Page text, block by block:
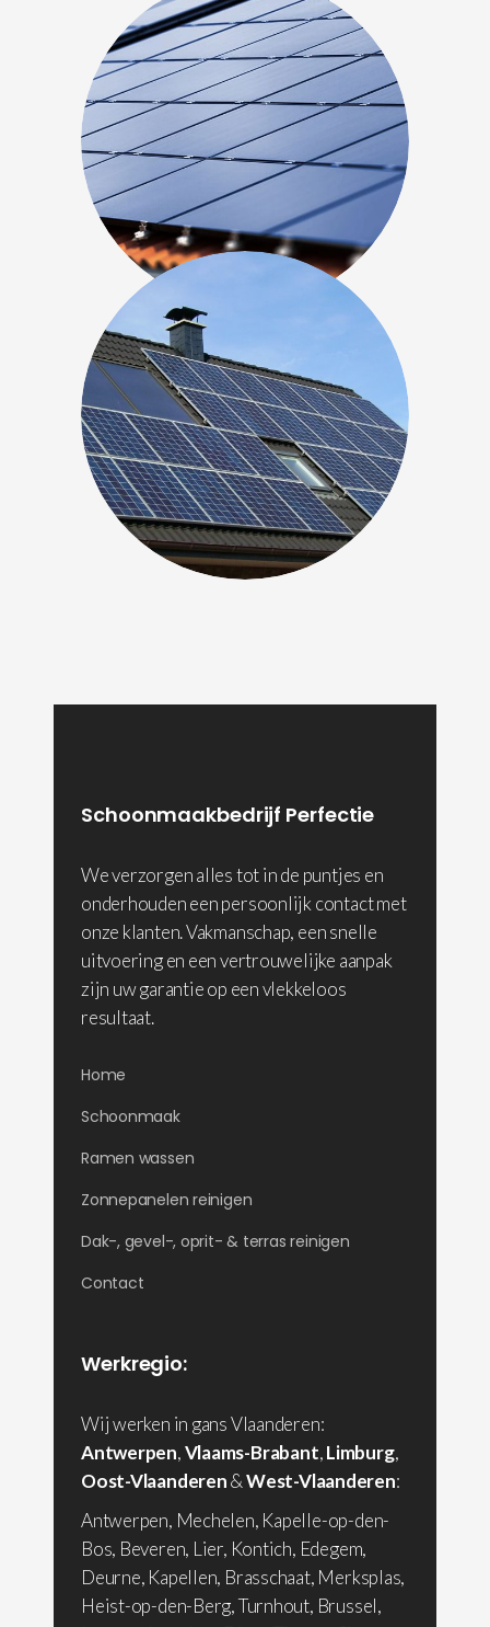
Schoonmaakbedrijf Perfectie
We verzorgen alles tot in de puntjes en
onderhouden een persoonlijk contact met
onze klanten. Vakmanschap, een snelle
uitvoering en een vertrouwelijke aanpak
zijn uw garantie op een vlekkeloos
resultaat.
Home
Schoonmaak
Ramen wassen
Zonnepanelen reinigen
Dak-, gevel-, oprit- & terras reinigen
Contact
Werkregio:
Wij werken in gans Vlaanderen:
Antwerpen,Vlaams-Brabant,Limburg,
Oost-Vlaanderen&West-Vlaanderen:
Antwerpen, Mechelen, Kapelle-op-den-
Bos, Beveren, Lier, Kontich, Edegem,
Deurne, Kapellen, Brasschaat, Merksplas,
Heist-op-den-Berg, Turnhout, Brussel,